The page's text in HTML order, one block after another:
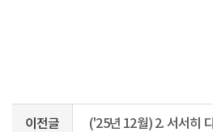
이전글 ('25년 12월) 2. 서서히